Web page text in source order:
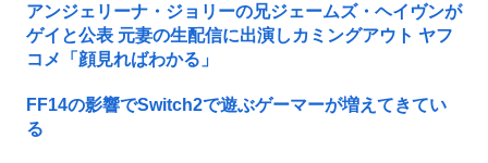
アンジェリーナ・ジョリーの兄ジェームズ・ヘイヴンが
ゲイと公表 元妻の生配信に出演しカミングアウト ヤフ
コメ「顔見ればわかる」
FF14の影響でSwitch2で遊ぶゲーマーが増えてきてい
る